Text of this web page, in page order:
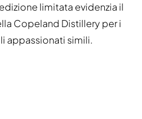
limitata evidenzia il
Copeland Distillery per i
appassionati simili.